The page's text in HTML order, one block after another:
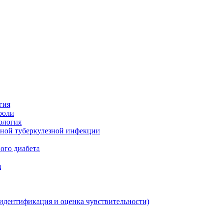
туберкулезной инфекции
диабета
и оценка чувствительности)